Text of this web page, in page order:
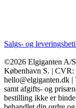
Salgs- og
©2026 Elgiganten A/
København S. | CVR:
hello@elgiganten.dk
samt afgifts- og
bestilling ikke er